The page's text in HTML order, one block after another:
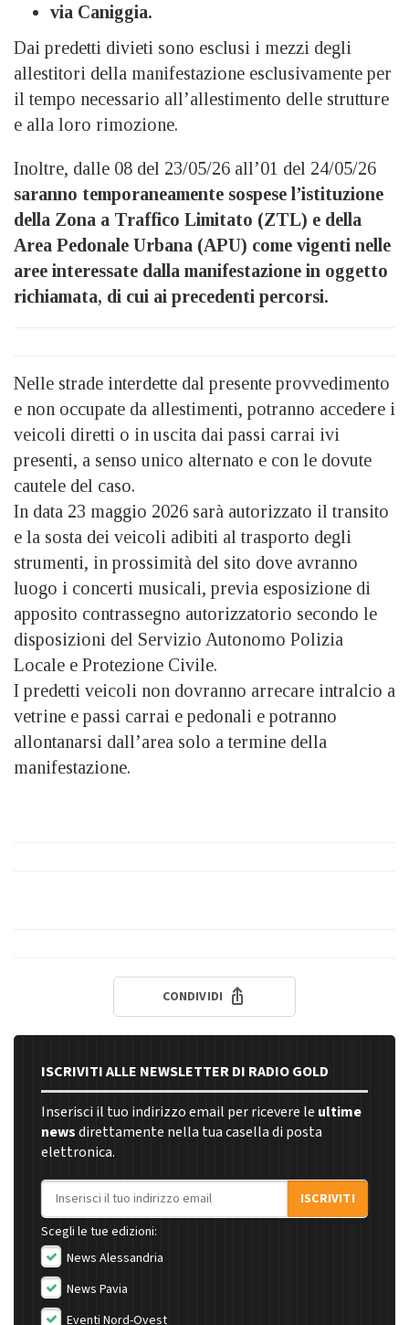
via Caniggia.
Dai predetti divieti sono esclusi i mezzi degli
allestitori della manifestazione esclusivamente per
il tempo necessario all’allestimento delle strutture
e alla loro rimozione.
Inoltre, dalle 08 del 23/05/26 all’01 del 24/05/26
saranno temporaneamente sospese l’istituzione
della Zona a Traffico Limitato (ZTL) e della
Area Pedonale Urbana (APU) come vigenti nelle
aree interessate dalla manifestazione in oggetto
richiamata, di cui ai precedenti percorsi.
Nelle strade interdette dal presente provvedimento
e non occupate da allestimenti, potranno accedere i
veicoli diretti o in uscita dai passi carrai ivi
presenti, a senso unico alternato e con le dovute
cautele del caso.
In data 23 maggio 2026 sarà autorizzato il transito
e la sosta dei veicoli adibiti al trasporto degli
strumenti, in prossimità del sito dove avranno
luogo i concerti musicali, previa esposizione di
apposito contrassegno autorizzatorio secondo le
disposizioni del Servizio Autonomo Polizia
Locale e Protezione Civile.
I predetti veicoli non dovranno arrecare intralcio a
vetrine e passi carrai e pedonali e potranno
allontanarsi dall’area solo a termine della
manifestazione.
CONDIVIDI
ISCRIVITI ALLE NEWSLETTER DI RADIO GOLD
Inserisci il tuo indirizzo email per ricevere le ultime
newsdirettamente nella tua casella di posta
elettronica.
Indirizzo email
ISCRIVITI
Scegli le tue edizioni:
News Alessandria
News Pavia
Eventi Nord-Ovest